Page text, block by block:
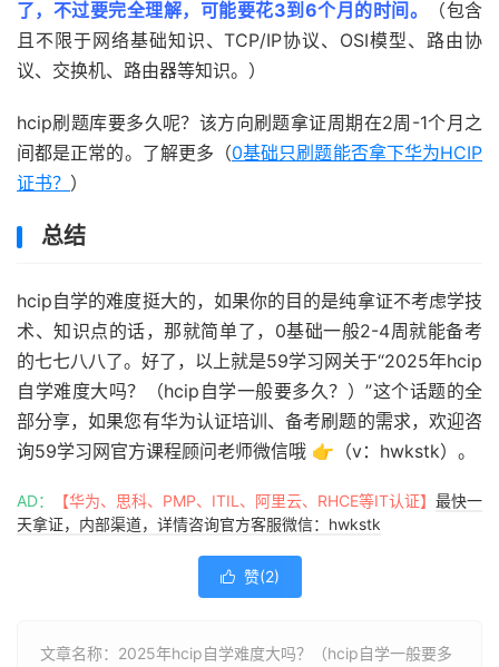
了，不过要完全理解，可能要花3到6个月的时间。
（包含
且不限于网络基础知识、TCP/IP协议、OSI模型、路由协
议、交换机、路由器等知识。）
hcip刷题库要多久呢？该方向刷题拿证周期在2周-1个月之
间都是正常的。了解更多（0基础只刷题能否拿下华为HCIP
证书？ ）
总结
hcip自学的难度挺大的，如果你的目的是纯拿证不考虑学技
术、知识点的话，那就简单了，0基础一般2-4周就能备考
的七七八八了。好了，以上就是59学习网关于“2025年hcip
自学难度大吗？（hcip自学一般要多久？）”这个话题的全
部分享，如果您有华为认证培训、备考刷题的需求，欢迎咨
询59学习网官方课程顾问老师微信哦 👉（v：hwkstk）。
AD： 【华为、思科、PMP、ITIL、阿里云、RHCE等IT认证】 最快一
天拿证，内部渠道，详情咨询官方客服微信：hwkstk
 赞(2)
文章名称：2025年hcip自学难度大吗？（hcip自学一般要多